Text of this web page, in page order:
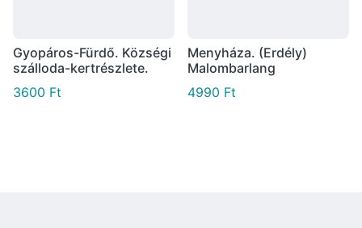
Gyopáros-Fürdő. Községi
szálloda-kertrészlete.
3600 Ft
Menyháza. (Erdély)
Malombarlang
4990 Ft